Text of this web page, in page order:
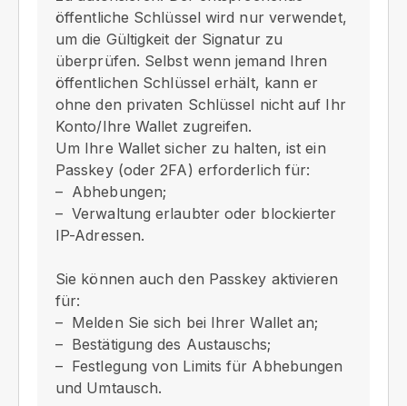
öffentliche Schlüssel wird nur verwendet,
um die Gültigkeit der Signatur zu
überprüfen. Selbst wenn jemand Ihren
öffentlichen Schlüssel erhält, kann er
ohne den privaten Schlüssel nicht auf Ihr
Konto/Ihre Wallet zugreifen.
Um Ihre Wallet sicher zu halten, ist ein
Passkey (oder 2FA) erforderlich für:
Abhebungen;
Verwaltung erlaubter oder blockierter
IP-Adressen.
Sie können auch den Passkey aktivieren
für:
Melden Sie sich bei Ihrer Wallet an;
Bestätigung des Austauschs;
Festlegung von Limits für Abhebungen
und Umtausch.